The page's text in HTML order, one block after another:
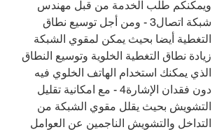
ويمكنكم طلب الخدمة من قبل مهندس
شبكة اتصال3 - ومن أجل توسيع نطاق
التغطية أيضا بحيث يمكن لمقوي الشبكة
زيادة نطاق التغطية الخلوية وتوسيع النطاق
الذي يمكنك استخدام الهاتف الخلوي فيه
دون فقدان الإشارة4 - مع امكانية تقليل
التشويش بحيث يقلل مقوي الشبكة من
التداخل والتشويش الناجمين عن العوامل